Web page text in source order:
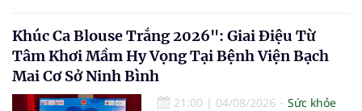
Khúc Ca Blouse Trắng 2026": Giai Điệu Từ
Tâm Khơi Mầm Hy Vọng Tại Bệnh Viện Bạch
Mai Cơ Sở Ninh Bình
21:00 | 04/08/2026
Sức khỏe